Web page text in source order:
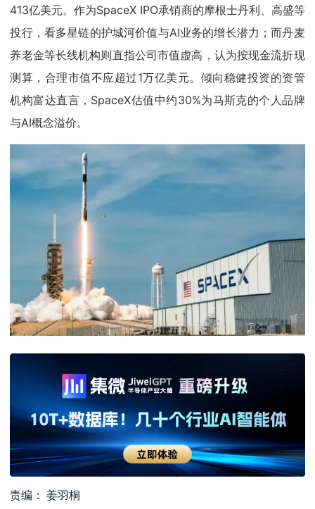
413亿美元。作为SpaceX IPO承销商的摩根士丹利、高盛等
投行，看多星链的护城河价值与AI业务的增长潜力；而丹麦
养老金等长线机构则直指公司市值虚高，认为按现金流折现
测算，合理市值不应超过1万亿美元。倾向稳健投资的资管
机构富达直言，SpaceX估值中约30%为马斯克的个人品牌
与AI概念溢价。
责编： 姜羽桐